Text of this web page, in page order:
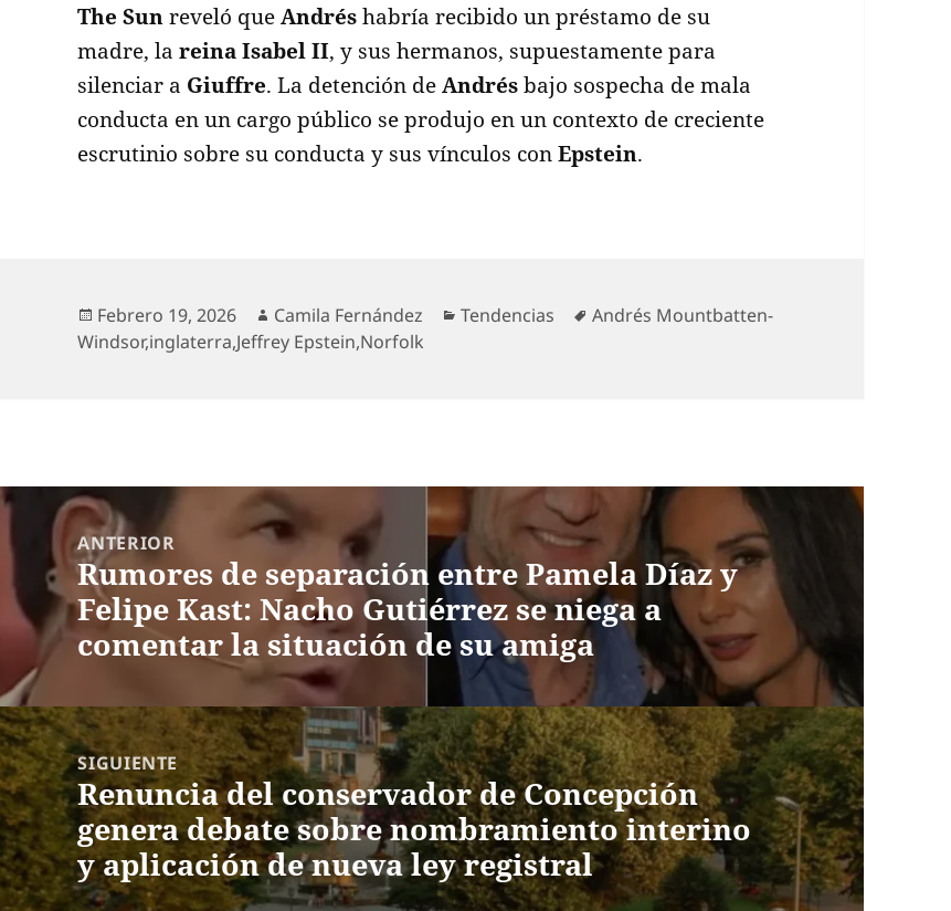
The Sunreveló queAndréshabría recibido un préstamo de su
madre, lareina Isabel II, y sus hermanos, supuestamente para
silenciar a Giuffre. La detención deAndrésbajo sospecha de mala
conducta en un cargo público se produjo en un contexto de creciente
escrutinio sobre su conducta y sus vínculos conEpstein.
Publicado
el
Febrero 19, 2026 Autor
Camila Fernández Categorías
Tendencias Etiquetas
Andrés Mountbatten-
Windsor,inglaterra,Jeffrey Epstein,Norfolk
Navegación
entradas
ANTERIOR
Entrada
anterior:
Rumores de separación entre Pamela Díaz y
Felipe Kast: Nacho Gutiérrez se niega a
comentar la situación de su amiga
SIGUIENTE
Entrada
siguiente:
Renuncia del conservador de Concepción
genera debate sobre nombramiento interino
y aplicación de nueva ley registral